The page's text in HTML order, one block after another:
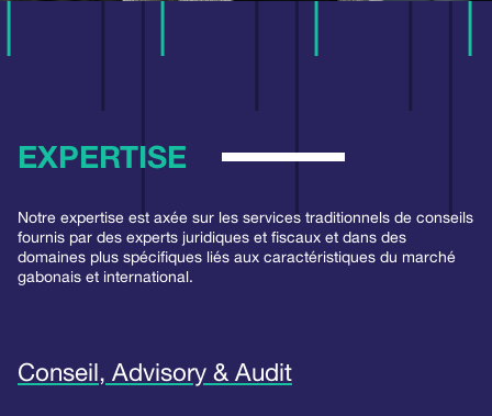
EXPERTISE
Notre expertise est axée sur les services traditionnels de conseils
fournis par des experts juridiques et fiscaux et dans des
domaines plus spécifiques liés aux caractéristiques du marché
gabonais et international.
Conseil, Advisory & Audit